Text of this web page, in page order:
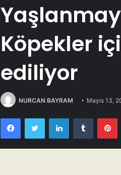
Köpekler
ediliyor
NURCAN BAYRAM Mayıs 13,
FacebookTwitter LinkedInTumblr